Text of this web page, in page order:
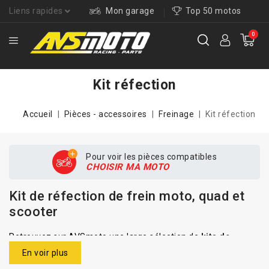
Liens rapides Mon garage Top 50 motos
0
Kit réfection
Accueil Pièces - accessoires Freinage Kit réfection
Pour voir les pièces compatibles
CHOISIR MA MOTO
Kit de réfection de frein moto, quad et
scooter
Retrouvez sur AVSmoto une large sélection de kits de
réfection de frein
En voir plus